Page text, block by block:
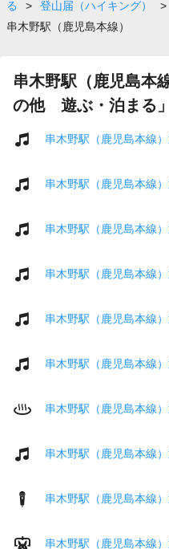
る
> 登山届（ハイキング） >
串木野駅（鹿児島本線）
串木野駅（鹿児島本
の他 遊ぶ・泊まる
串木野駅（鹿児島本線
串木野駅（鹿児島本線
串木野駅（鹿児島本線
串木野駅（鹿児島本線
串木野駅（鹿児島本線
串木野駅（鹿児島本線
串木野駅（鹿児島本線
串木野駅（鹿児島本線
串木野駅（鹿児島本線
串木野駅（鹿児島本線